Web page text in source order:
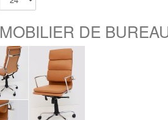
MOBILIER DE